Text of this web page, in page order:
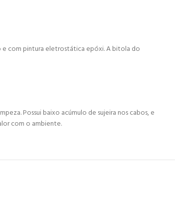
e com pintura eletrostática epóxi. A bitola do
Possui baixo acúmulo de sujeira nos cabos, e
com o ambiente.